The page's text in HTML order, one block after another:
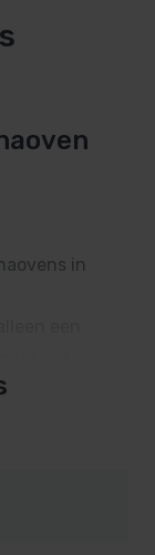
in
een
uiterst